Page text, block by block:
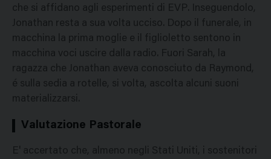
che si affidano agli esperimenti di EVP. Inseguendolo,
Jonathan resta a sua volta ucciso. Dopo il funerale, in
macchina la prima moglie e il figlioletto sentono in
macchina voci uscire dalla radio. Fuori Sarah, la
ragazza che Jonathan aveva conosciuto da Raymond,
é sulla sedia a rotelle, si volta, ascolta alcuni suoni
materializzarsi.
Valutazione Pastorale
E' accertato che, almeno negli Stati Uniti, i sostenitori